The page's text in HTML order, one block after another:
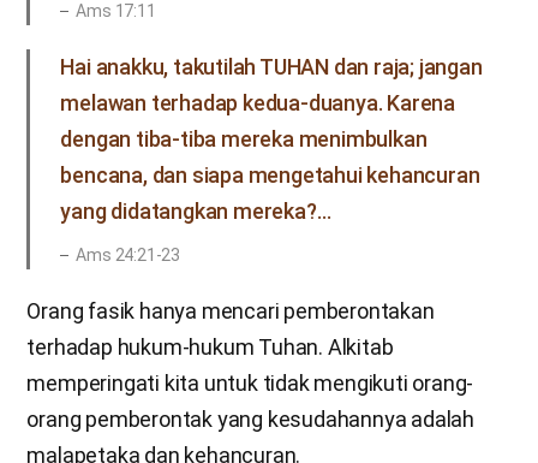
Ams 17:11
Hai anakku, takutilah TUHAN dan raja; jangan
melawan terhadap kedua-duanya. Karena
dengan tiba-tiba mereka menimbulkan
bencana, dan siapa mengetahui kehancuran
yang didatangkan mereka?…
Ams 24:21-23
Orang fasik hanya mencari pemberontakan
terhadap hukum-hukum Tuhan. Alkitab
memperingati kita untuk tidak mengikuti orang-
orang pemberontak yang kesudahannya adalah
malapetaka dan kehancuran.